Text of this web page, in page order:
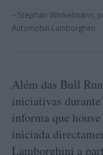
Stephan Winkelmann,
Automobili Lamborghini
Além das Bull
iniciativas
informa que
iniciada
Lamborghini a